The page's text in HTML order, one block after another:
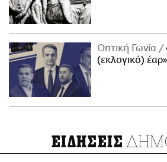
Οπτική Γωνία
(εκλογικό)
ΕΙΔΗΣΕΙΣ